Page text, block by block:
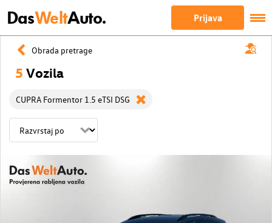
DasWeltAuto. Prijava
Obrada pretrage
5 Vozila
CUPRA Formentor 1.5 eTSI DSG